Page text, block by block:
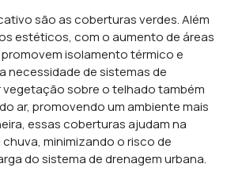
são as coberturas verdes. Além
estéticos, com o aumento de áreas
isolamento térmico e
necessidade de sistemas de
sobre o telhado também
ar, promovendo um ambiente mais
essas coberturas ajudam na
minimizando o risco de
do sistema de drenagem urbana.